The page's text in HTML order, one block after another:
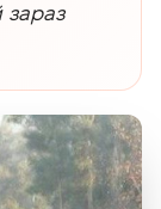
зараз